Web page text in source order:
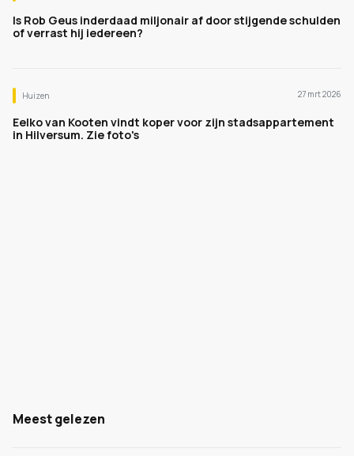
Is Rob Geus inderdaad miljonair af door stijgende schulden
of verrast hij iedereen?
Huizen 27 mrt 2026
Eelko van Kooten vindt koper voor zijn stadsappartement
in Hilversum. Zie foto's
Meest gelezen